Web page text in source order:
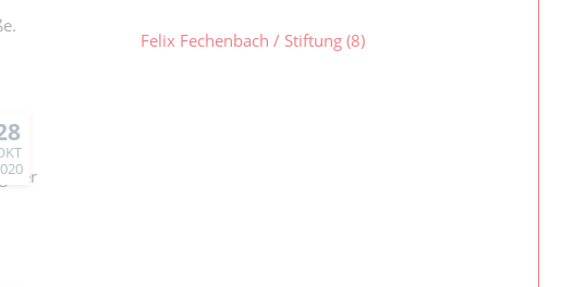
der
Felix Fechenbach / Stiftung (8)